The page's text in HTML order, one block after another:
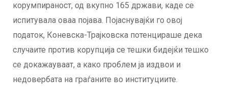
корумпираност, од вкупно 165 држави, каде се
испитувала оваа појава. Појаснувајќи го овој
податок, Коневска-Трајковска потенцираше дека
случаите против корупција се тешки бидејќи тешко
се докажауваат, а како проблем ја издвои и
недовербата на граѓаните во институциите.